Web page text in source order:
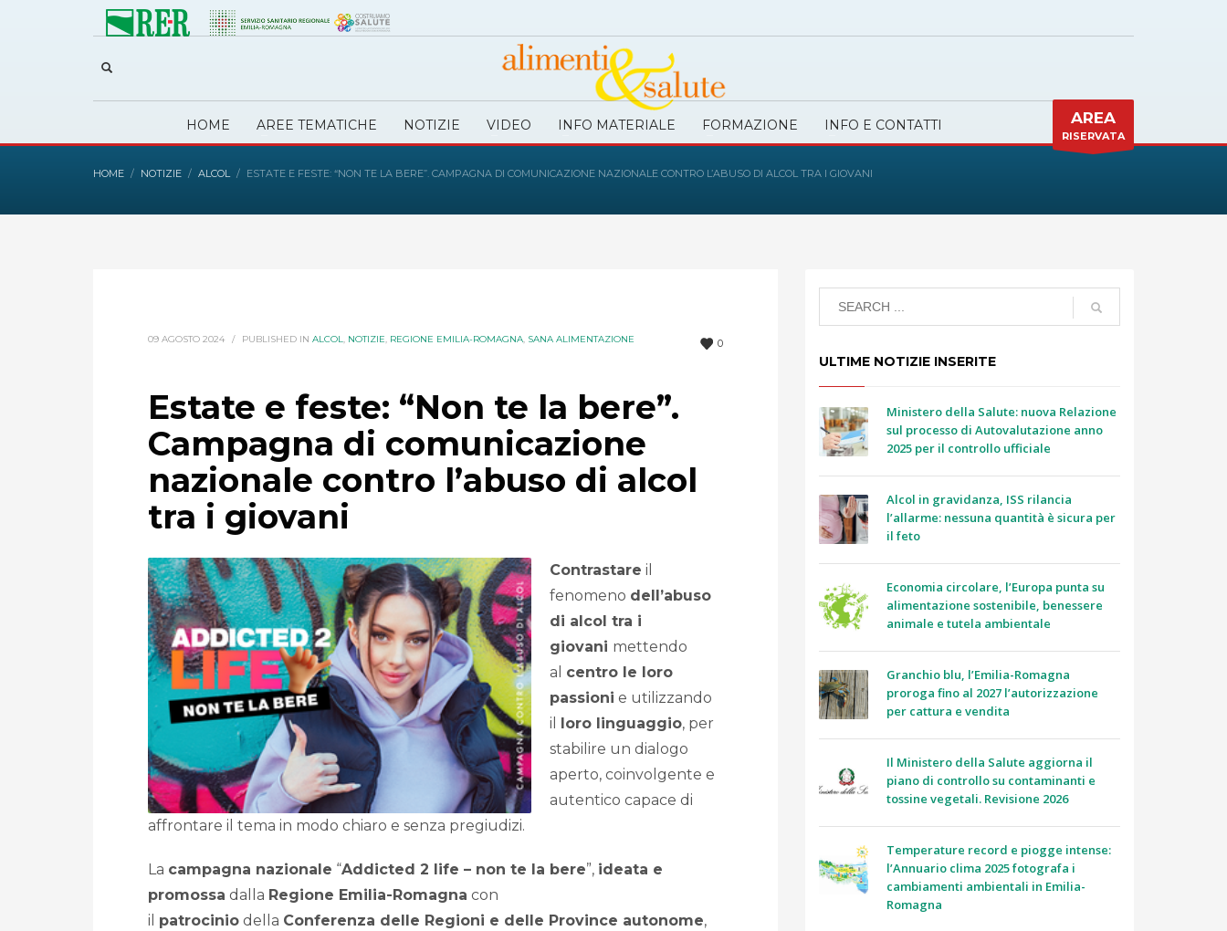
HOME AREE TEMATICHE NOTIZIE VIDEO INFO MATERIALE FORMAZIONE INFO E CONTATTI AREA
RISERVATA
HOME NOTIZIE ALCOL ESTATE E FESTE: “NON TE LA BERE”. CAMPAGNA DI COMUNICAZIONE NAZIONALE CONTRO L’ABUSO DI ALCOL TRA I GIOVANI
0
09 AGOSTO 2024 / PUBLISHED IN ALCOL, NOTIZIE, REGIONE EMILIA-ROMAGNA, SANA ALIMENTAZIONE
Estate e feste: “Non te la bere”.
Campagna di comunicazione
nazionale contro l’abuso di alcol
tra i giovani
Contrastare il
fenomeno dell’abuso
di alcol tra i
giovani mettendo
al centro le loro
passioni e utilizzando
il loro linguaggio, per
stabilire un dialogo
aperto, coinvolgente e
autentico capace di
affrontare il tema in modo chiaro e senza pregiudizi.
La campagna nazionale “Addicted 2 life – non te la bere”, ideata e
promossa dalla Regione Emilia-Romagna con
il patrocinio della Conferenza delle Regioni e delle Province autonome,
ULTIME NOTIZIE INSERITE
Ministero della Salute: nuova Relazione
sul processo di Autovalutazione anno
2025 per il controllo ufficiale
Alcol in gravidanza, ISS rilancia
l’allarme: nessuna quantità è sicura per
il feto
Economia circolare, l’Europa punta su
alimentazione sostenibile, benessere
animale e tutela ambientale
Granchio blu, l’Emilia-Romagna
proroga fino al 2027 l’autorizzazione
per cattura e vendita
Il Ministero della Salute aggiorna il
piano di controllo su contaminanti e
tossine vegetali. Revisione 2026
Temperature record e piogge intense:
l’Annuario clima 2025 fotografa i
cambiamenti ambientali in Emilia-
Romagna